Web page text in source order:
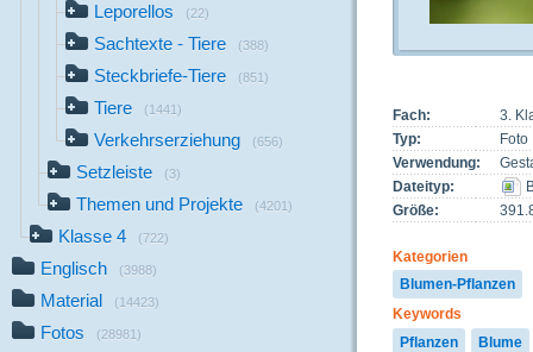
Leporellos (22)
Sachtexte - Tiere (388)
Steckbriefe-Tiere (851)
Tiere (1441)
Verkehrserziehung (656)
Setzleiste (3)
Themen und Projekte (4201)
Klasse 4 (722)
Englisch (3988)
Material (14423)
Fotos (28981)
Fach:
3.
Typ:
Foto
Verwendung:
Dateityp:
Größe:
Kategorien
Blumen-Pflanzen
Keywords
Pflanzen
Blume